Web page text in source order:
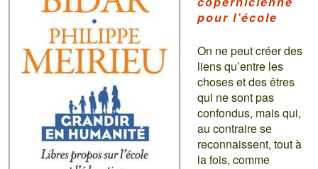
pour l’école
On ne peut créer des
liens qu’entre les
choses et des êtres
qui ne sont pas
confondus, mais qui,
au contraire se
reconnaissent, tout à
la fois, comme